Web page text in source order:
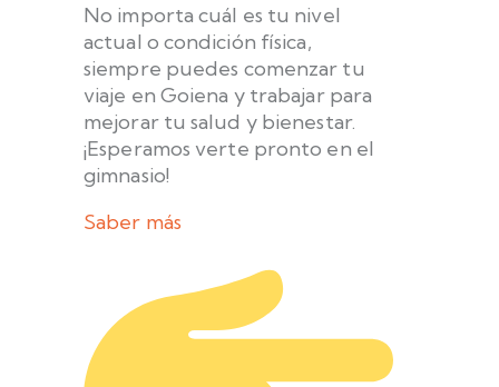
No importa cuál es tu nivel
actual o condición física,
siempre puedes comenzar tu
viaje en Goiena y trabajar para
mejorar tu salud y bienestar.
¡Esperamos verte pronto en el
gimnasio!
Saber más